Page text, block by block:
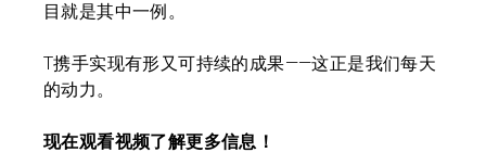
目就是其中一例。
T携手实现有形又可持续的成果——这正是我们每天
的动力。
现在观看视频了解更多信息！